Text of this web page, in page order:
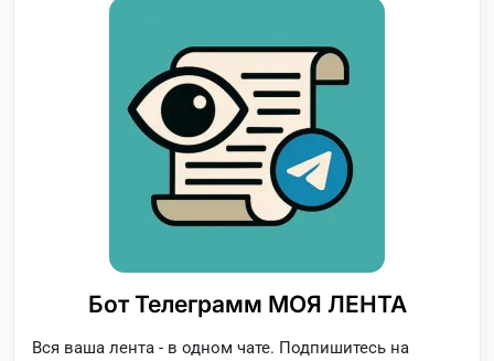
Бот Телеграмм МОЯ ЛЕНТА
Вся ваша лента - в одном чате. Подпишитесь на